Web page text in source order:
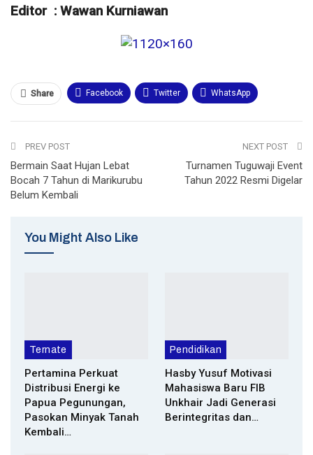
Editor : Wawan Kurniawan
Share Facebook Twitter WhatsApp
PREV POST
Bermain Saat Hujan Lebat
Bocah 7 Tahun di Marikurubu
Belum Kembali
NEXT POST
Turnamen Tuguwaji Event
Tahun 2022 Resmi Digelar
You Might Also Like
Ternate
Pertamina Perkuat
Distribusi Energi ke
Papua Pegunungan,
Pasokan Minyak Tanah
Kembali…
Pendidikan
Hasby Yusuf Motivasi
Mahasiswa Baru FIB
Unkhair Jadi Generasi
Berintegritas dan…